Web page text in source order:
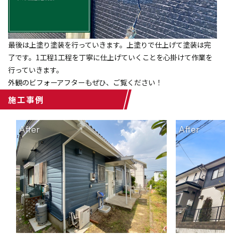
最後は上塗り塗装を行っていきます。上塗りで仕上げて塗装は完
了です。1工程1工程を丁寧に仕上げていくことを心掛けて作業を
行っていきます。
外観のビフォーアフターもぜひ、ご覧ください！
施工事例
After After